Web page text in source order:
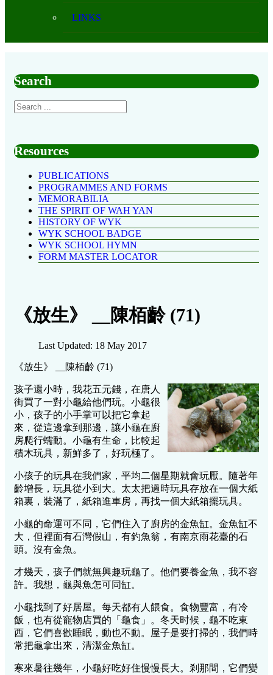
LINKS
Search
Resources
PUBLICATIONS
PROGRAMMES AND FORMS
MEMORABILIA
THE SPIRIT OF WAH YAN
HISTORY OF WYK
WYK SCHOOL BADGE
WYK SCHOOL HYMN
FORM MASTER LOCATOR
《放生》 __陳栢齡 (71)
Last Updated: 18 May 2017
《放生》 __陳栢齡 (71)
孩子還小時，我花五元錢，在唐人
街買了一對小龜給他們玩。小龜很
小，孩子的小手掌可以把它拿起
來，從這邊拿到那邊，讓小龜在廚
房爬行蠕動。小龜有生命，比較起
積木玩具，新鮮多了，好玩極了。
小孩子的玩具在我們家，平均二個星期就會玩厭。隨著年
齡增長，玩具從小到大。太太把過時玩具存放在一個大紙
箱裏，裝滿了，紙箱進車房，再找一個大紙箱擺玩具。
小龜的命運可不同，它們住入了廚房的金魚缸。金魚缸不
大，但裡面有石灣假山，有釣魚翁，有南京雨花臺的石
頭。沒有金魚。
才幾天，孩子們就無興趣玩龜了。他們要養金魚，我不容
許。我想，龜與魚怎可同缸。
小龜找到了好居屋。每天都有人餵食。食物豐富，有冷
飯，也有從寵物店買的「龜食」。冬天时候，龜不吃東
西，它們喜歡睡眠，動也不動。屋子是要打掃的，我們時
常把龜拿出來，清潔金魚缸。
寒來暑往幾年，小龜好吃好住慢慢長大。剎那間，它們變